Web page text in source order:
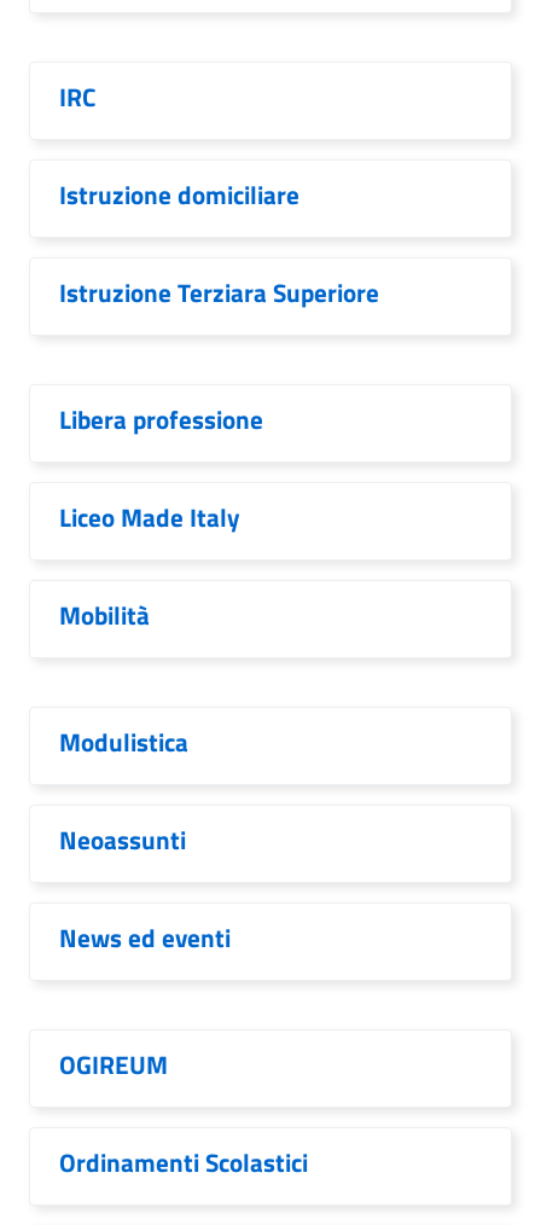
IRC
Istruzione domiciliare
Istruzione Terziara Superiore
Libera professione
Liceo Made Italy
Mobilità
Modulistica
Neoassunti
News ed eventi
OGIREUM
Ordinamenti Scolastici